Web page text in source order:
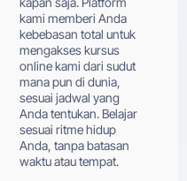
kami memberi Anda
kebebasan total untuk
mengakses kursus
online kami dari sudut
mana pun di dunia,
sesuai jadwal yang
Anda tentukan. Belajar
sesuai ritme hidup
Anda, tanpa batasan
waktu atau tempat.